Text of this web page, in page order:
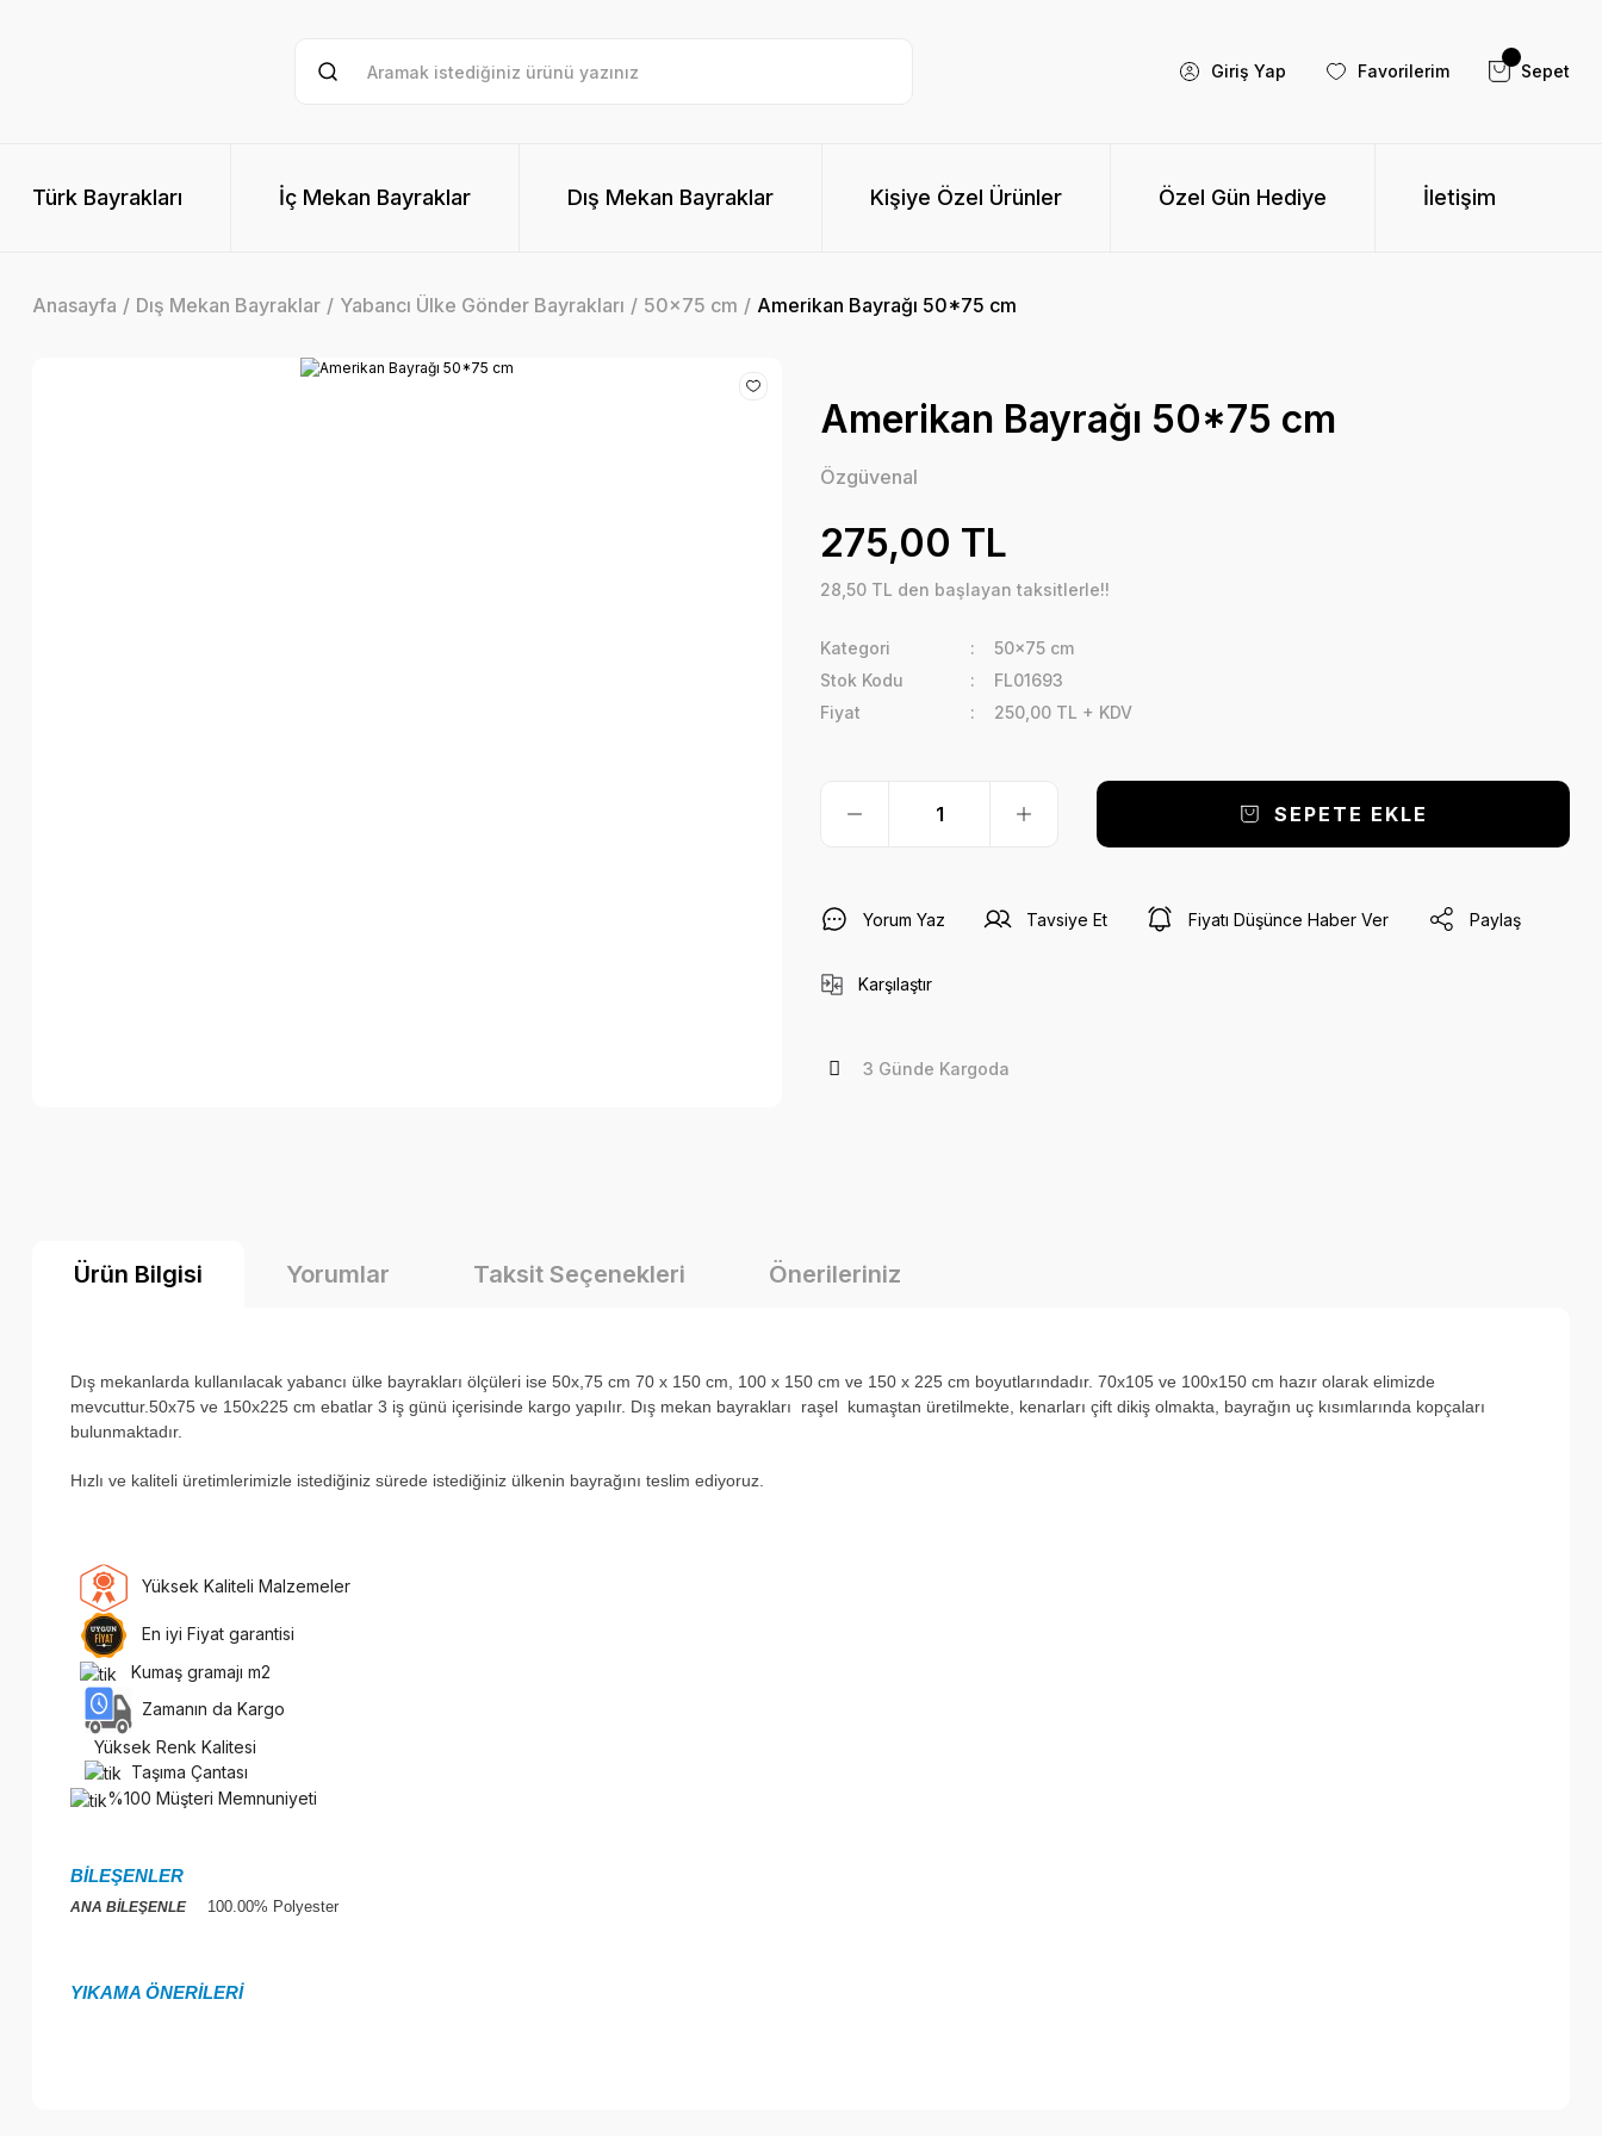
Giriş Yap Favorilerim Sepet
Türk Bayrakları İç Mekan Bayraklar Dış Mekan Bayraklar Kişiye Özel Ürünler Özel Gün Hediye İletişim
Anasayfa Dış Mekan Bayraklar Yabancı Ülke Gönder Bayrakları 50x75 cm Amerikan Bayrağı 50*75 cm
Amerikan Bayrağı 50*75 cm
Özgüvenal
275,00 TL
28,50 TL den başlayan taksitlerle!!
Kategori
50x75 cm
Stok Kodu
FL01693
Fiyat
250,00 TL + KDV
SEPETE EKLE
Yorum Yaz Tavsiye Et Fiyatı Düşünce Haber Ver Paylaş
Karşılaştır
3 Günde Kargoda
Ürün Bilgisi Yorumlar Taksit Seçenekleri Önerileriniz
Dış mekanlarda kullanılacak yabancı ülke bayrakları ölçüleri ise 50x,75 cm 70 x 150 cm, 100 x 150 cm ve 150 x 225 cm boyutlarındadır. 70x105 ve 100x150 cm hazır olarak elimizde
mevcuttur.50x75 ve 150x225 cm ebatlar 3 iş günü içerisinde kargo yapılır. Dış mekan bayrakları raşel kumaştan üretilmekte, kenarları çift dikiş olmakta, bayrağın uç kısımlarında kopçaları
bulunmaktadır.
Hızlı ve kaliteli üretimlerimizle istediğiniz sürede istediğiniz ülkenin bayrağını teslim ediyoruz.
Yüksek Kaliteli Malzemeler
En iyi Fiyat garantisi
Kumaş gramajı m2
Zamanın da Kargo
Yüksek Renk Kalitesi
Taşıma Çantası
%100 Müşteri Memnuniyeti
BİLEŞENLER
ANA BİLEŞENLE 100.00% Polyester
YIKAMA ÖNERİLERİ